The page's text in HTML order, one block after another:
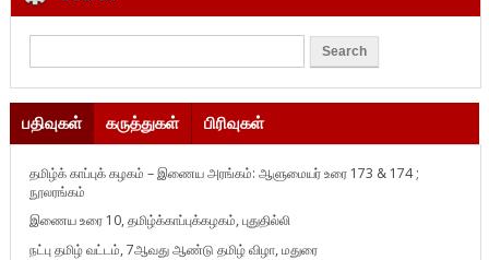
பதிவுகள் கருத்துகள் பிரிவுகள்
தமிழ்க் காப்புக் கழகம் – இணைய அரங்கம்: ஆளுமையர் உரை 173 & 174 ;
நூலரங்கம்
இணைய உரை 10, தமிழ்க்காப்புக்கழகம், புதுதில்லி
நட்பு தமிழ் வட்டம், 7ஆவது ஆண்டு தமிழ் விழா, மதுரை